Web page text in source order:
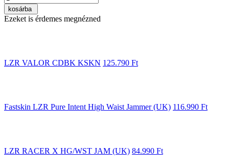
kosárba
Ezeket is érdemes megnézned
LZR VALOR CDBK KSKN 125.790 Ft
Fastskin LZR Pure Intent High Waist Jammer (UK) 116.990 Ft
LZR RACER X HG/WST JAM (UK) 84.990 Ft